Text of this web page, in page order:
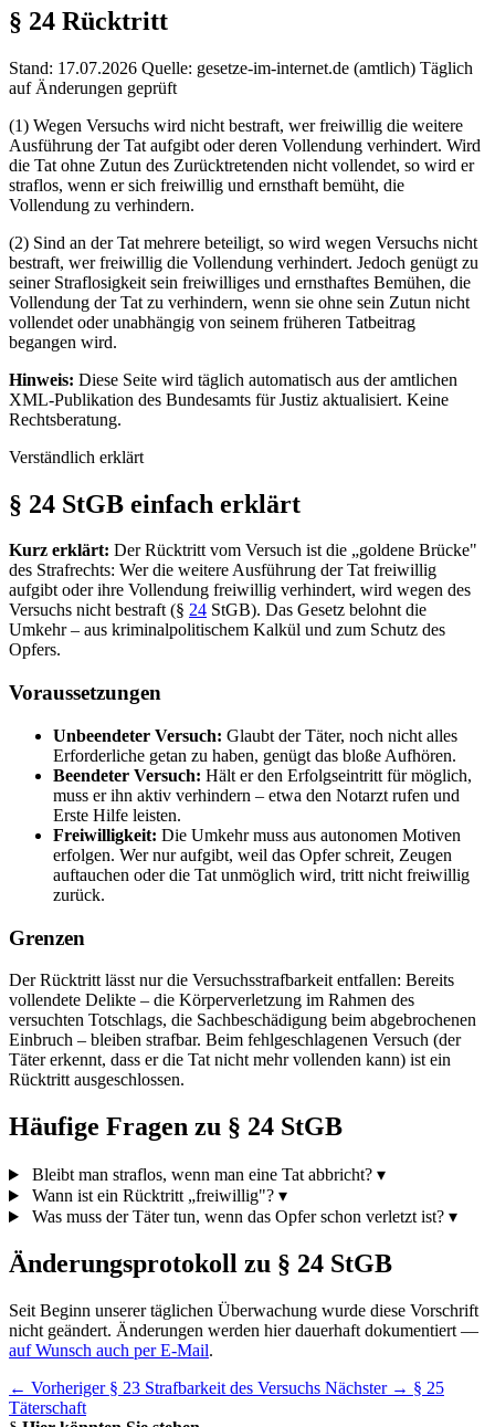
§ 24 Rücktritt
Stand: 17.07.2026 Quelle: gesetze-im-internet.de (amtlich) Täglich
auf Änderungen geprüft
(1) Wegen Versuchs wird nicht bestraft, wer freiwillig die weitere
Ausführung der Tat aufgibt oder deren Vollendung verhindert. Wird
die Tat ohne Zutun des Zurücktretenden nicht vollendet, so wird er
straflos, wenn er sich freiwillig und ernsthaft bemüht, die
Vollendung zu verhindern.
(2) Sind an der Tat mehrere beteiligt, so wird wegen Versuchs nicht
bestraft, wer freiwillig die Vollendung verhindert. Jedoch genügt zu
seiner Straflosigkeit sein freiwilliges und ernsthaftes Bemühen, die
Vollendung der Tat zu verhindern, wenn sie ohne sein Zutun nicht
vollendet oder unabhängig von seinem früheren Tatbeitrag
begangen wird.
Hinweis: Diese Seite wird täglich automatisch aus der amtlichen
XML-Publikation des Bundesamts für Justiz aktualisiert. Keine
Rechtsberatung.
Verständlich erklärt
§ 24 StGB einfach erklärt
Kurz erklärt: Der Rücktritt vom Versuch ist die „goldene Brücke"
des Strafrechts: Wer die weitere Ausführung der Tat freiwillig
aufgibt oder ihre Vollendung freiwillig verhindert, wird wegen des
Versuchs nicht bestraft (§ 24 StGB). Das Gesetz belohnt die
Umkehr – aus kriminalpolitischem Kalkül und zum Schutz des
Opfers.
Voraussetzungen
Unbeendeter Versuch: Glaubt der Täter, noch nicht alles
Erforderliche getan zu haben, genügt das bloße Aufhören.
Beendeter Versuch: Hält er den Erfolgseintritt für möglich,
muss er ihn aktiv verhindern – etwa den Notarzt rufen und
Erste Hilfe leisten.
Freiwilligkeit: Die Umkehr muss aus autonomen Motiven
erfolgen. Wer nur aufgibt, weil das Opfer schreit, Zeugen
auftauchen oder die Tat unmöglich wird, tritt nicht freiwillig
zurück.
Grenzen
Der Rücktritt lässt nur die Versuchsstrafbarkeit entfallen: Bereits
vollendete Delikte – die Körperverletzung im Rahmen des
versuchten Totschlags, die Sachbeschädigung beim abgebrochenen
Einbruch – bleiben strafbar. Beim fehlgeschlagenen Versuch (der
Täter erkennt, dass er die Tat nicht mehr vollenden kann) ist ein
Rücktritt ausgeschlossen.
Häufige Fragen zu § 24 StGB
Bleibt man straflos, wenn man eine Tat abbricht? ▾
Wann ist ein Rücktritt „freiwillig"? ▾
Was muss der Täter tun, wenn das Opfer schon verletzt ist? ▾
Änderungsprotokoll zu § 24 StGB
Seit Beginn unserer täglichen Überwachung wurde diese Vorschrift
nicht geändert. Änderungen werden hier dauerhaft dokumentiert —
auf Wunsch auch per E-Mail.
← Vorheriger § 23 Strafbarkeit des Versuchs Nächster → § 25
Täterschaft